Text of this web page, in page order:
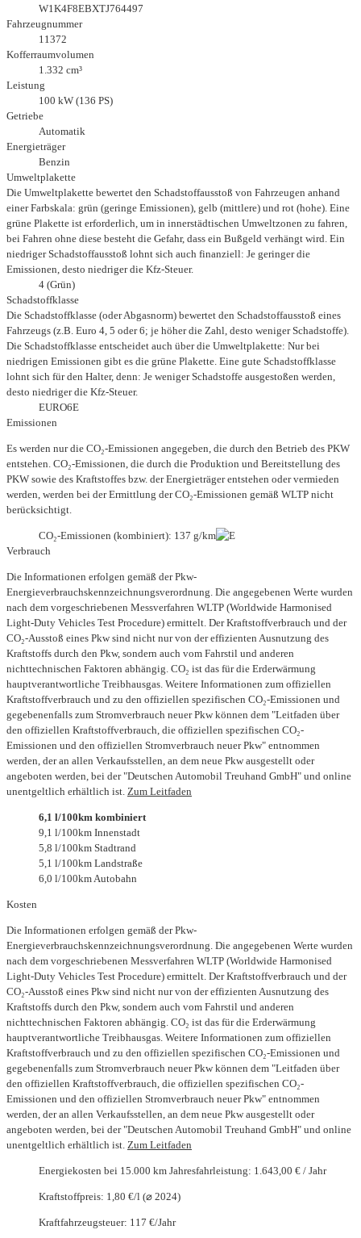
W1K4F8EBXTJ764497
Fahrzeugnummer
11372
Kofferraumvolumen
1.332 cm³
Leistung
100 kW (136 PS)
Getriebe
Automatik
Energieträger
Benzin
Umweltplakette
Die Umweltplakette bewertet den Schadstoffausstoß von Fahrzeugen anhand
einer Farbskala: grün (geringe Emissionen), gelb (mittlere) und rot (hohe). Eine
grüne Plakette ist erforderlich, um in innerstädtischen Umweltzonen zu fahren,
bei Fahren ohne diese besteht die Gefahr, dass ein Bußgeld verhängt wird. Ein
niedriger Schadstoffausstoß lohnt sich auch finanziell: Je geringer die
Emissionen, desto niedriger die Kfz-Steuer.
4 (Grün)
Schadstoffklasse
Die Schadstoffklasse (oder Abgasnorm) bewertet den Schadstoffausstoß eines
Fahrzeugs (z.B. Euro 4, 5 oder 6; je höher die Zahl, desto weniger Schadstoffe).
Die Schadstoffklasse entscheidet auch über die Umweltplakette: Nur bei
niedrigen Emissionen gibt es die grüne Plakette. Eine gute Schadstoffklasse
lohnt sich für den Halter, denn: Je weniger Schadstoffe ausgestoßen werden,
desto niedriger die Kfz-Steuer.
EURO6E
Emissionen
Es werden nur die CO₂-Emissionen angegeben, die durch den Betrieb des PKW
entstehen. CO₂-Emissionen, die durch die Produktion und Bereitstellung des
PKW sowie des Kraftstoffes bzw. der Energieträger entstehen oder vermieden
werden, werden bei der Ermittlung der CO₂-Emissionen gemäß WLTP nicht
berücksichtigt.
CO₂-Emissionen (kombiniert): 137 g/km
Verbrauch
Die Informationen erfolgen gemäß der Pkw-
Energieverbrauchskennzeichnungsverordnung. Die angegebenen Werte wurden
nach dem vorgeschriebenen Messverfahren WLTP (Worldwide Harmonised
Light-Duty Vehicles Test Procedure) ermittelt. Der Kraftstoffverbrauch und der
CO₂-Ausstoß eines Pkw sind nicht nur von der effizienten Ausnutzung des
Kraftstoffs durch den Pkw, sondern auch vom Fahrstil und anderen
nichttechnischen Faktoren abhängig. CO₂ ist das für die Erderwärmung
hauptverantwortliche Treibhausgas. Weitere Informationen zum offiziellen
Kraftstoffverbrauch und zu den offiziellen spezifischen CO₂-Emissionen und
gegebenenfalls zum Stromverbrauch neuer Pkw können dem "Leitfaden über
den offiziellen Kraftstoffverbrauch, die offiziellen spezifischen CO₂-
Emissionen und den offiziellen Stromverbrauch neuer Pkw" entnommen
werden, der an allen Verkaufsstellen, an dem neue Pkw ausgestellt oder
angeboten werden, bei der "Deutschen Automobil Treuhand GmbH" und online
unentgeltlich erhältlich ist. Zum Leitfaden
6,1 l/100km kombiniert
9,1 l/100km Innenstadt
5,8 l/100km Stadtrand
5,1 l/100km Landstraße
6,0 l/100km Autobahn
Kosten
Die Informationen erfolgen gemäß der Pkw-
Energieverbrauchskennzeichnungsverordnung. Die angegebenen Werte wurden
nach dem vorgeschriebenen Messverfahren WLTP (Worldwide Harmonised
Light-Duty Vehicles Test Procedure) ermittelt. Der Kraftstoffverbrauch und der
CO₂-Ausstoß eines Pkw sind nicht nur von der effizienten Ausnutzung des
Kraftstoffs durch den Pkw, sondern auch vom Fahrstil und anderen
nichttechnischen Faktoren abhängig. CO₂ ist das für die Erderwärmung
hauptverantwortliche Treibhausgas. Weitere Informationen zum offiziellen
Kraftstoffverbrauch und zu den offiziellen spezifischen CO₂-Emissionen und
gegebenenfalls zum Stromverbrauch neuer Pkw können dem "Leitfaden über
den offiziellen Kraftstoffverbrauch, die offiziellen spezifischen CO₂-
Emissionen und den offiziellen Stromverbrauch neuer Pkw" entnommen
werden, der an allen Verkaufsstellen, an dem neue Pkw ausgestellt oder
angeboten werden, bei der "Deutschen Automobil Treuhand GmbH" und online
unentgeltlich erhältlich ist. Zum Leitfaden
Energiekosten bei 15.000 km Jahresfahrleistung: 1.643,00 € / Jahr
Kraftstoffpreis: 1,80 €/l (⌀ 2024)
Kraftfahrzeugsteuer: 117 €/Jahr